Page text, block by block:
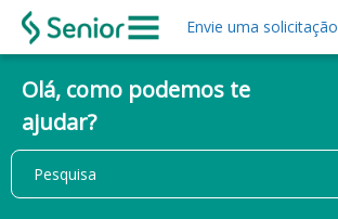
Envie uma solicitação
Olá, como podemos te
ajudar?